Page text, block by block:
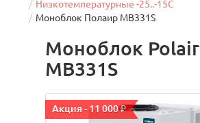
Низкотемпературные -25..-15C
Моноблок Полаир MB331S
Моноблок Polair
MB331S
Акция - 11 000 ₽